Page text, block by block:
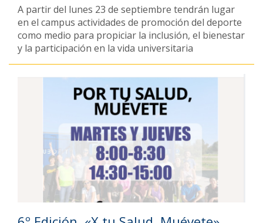
A partir del lunes 23 de septiembre tendrán lugar
en el campus actividades de promoción del deporte
como medio para propiciar la inclusión, el bienestar
y la participación en la vida universitaria